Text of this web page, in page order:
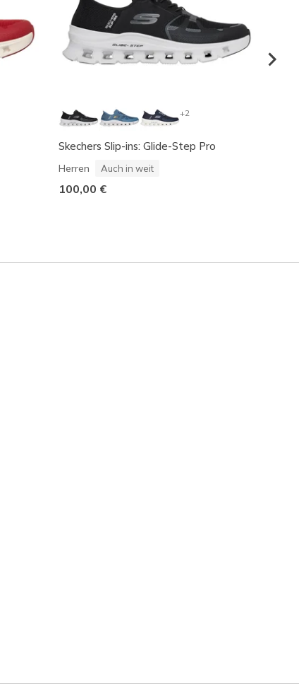
+2
Skechers Slip-ins: Glide-Step Pro
Herren Auch in weit
100,00 €